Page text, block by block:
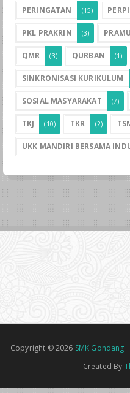
PERINGATAN (15)
PKL PRAKRIN (3)
QMR (3) QURBAN (1)
SINKRONISASI KURIKULUM
SOSIAL MASYARAKAT (7)
TKJ (10) TKR (2)
UKK MANDIRI BERSAMA
Copyright ©2026 SMK Gondang
Created By